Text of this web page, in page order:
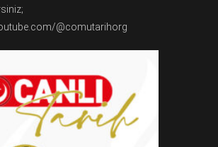
@comutarihorg